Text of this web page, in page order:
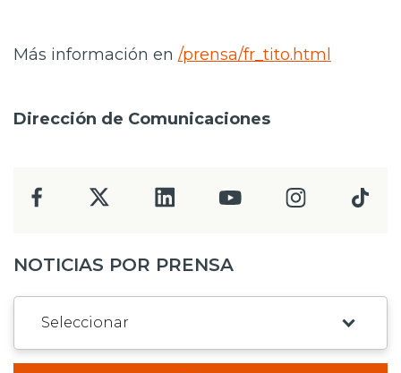
Más información en /prensa/fr_tito.html
Dirección de Comunicaciones
NOTICIAS POR PRENSA